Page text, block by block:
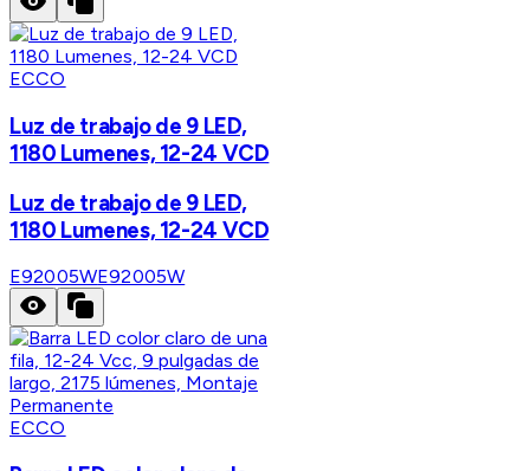
ECCO
Luz de trabajo de 9 LED,
1180 Lumenes, 12-24 VCD
Luz de trabajo de 9 LED,
1180 Lumenes, 12-24 VCD
E92005WE92005W
ECCO